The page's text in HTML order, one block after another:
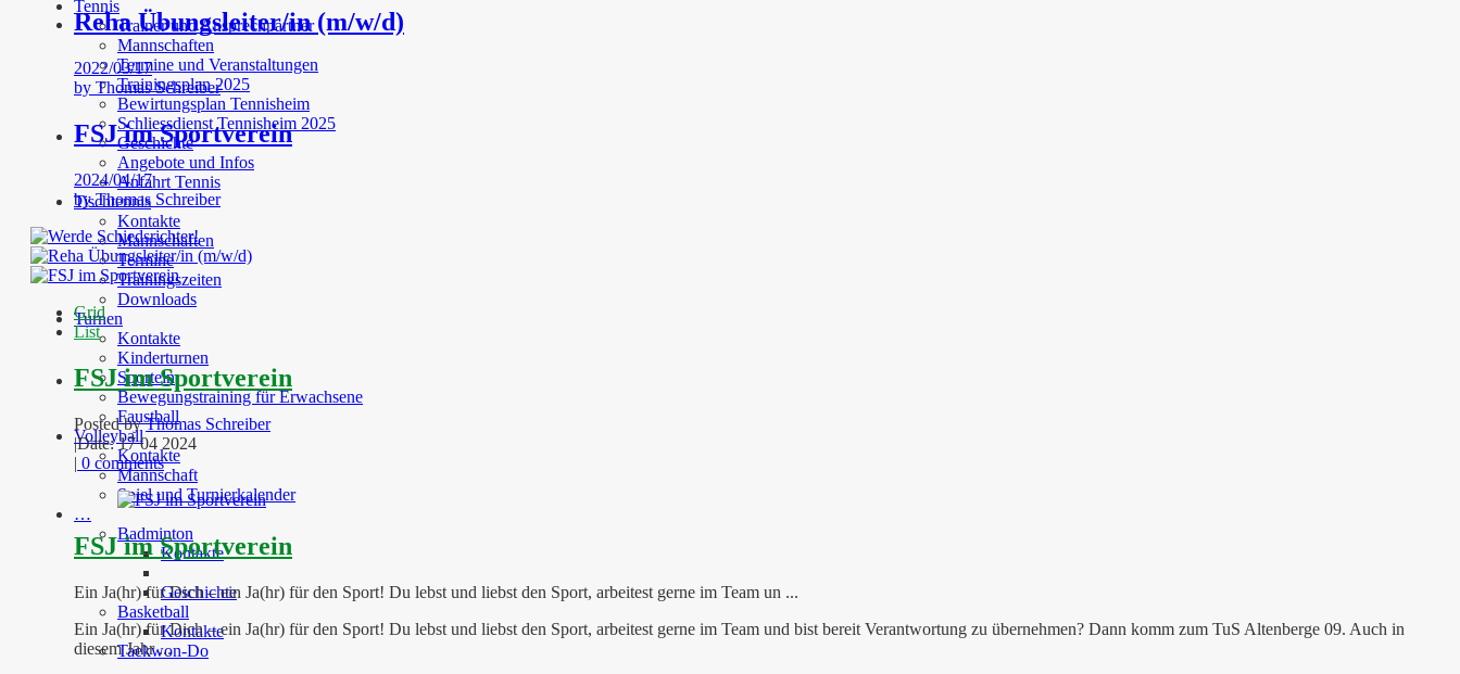
Tennis
Trainer und Ansprechpartner
Mannschaften
Termine und Veranstaltungen
Trainingsplan 2025
Bewirtungsplan Tennisheim
Schliessdienst Tennisheim 2025
Geschichte
Angebote und Infos
Anfahrt Tennis
Tischtennis
Kontakte
Mannschaften
Termine
Trainingszeiten
Downloads
Turnen
Kontakte
Kinderturnen
Sporteln
Bewegungstraining für Erwachsene
Faustball
Volleyball
Kontakte
Mannschaft
Spiel und Turnierkalender
…
Badminton
Kontakte
Geschichte
Basketball
Kontakte
Taekwon-Do
Reha Übungsleiter/in (m/w/d)
2022/03/17
by Thomas Schreiber
FSJ im Sportverein
2024/04/17
byThomas Schreiber
Grid
List
FSJ im Sportverein
Posted byThomas Schreiber
|Date: 17 04 2024
| 0 comments
FSJ im Sportverein
Ein Ja(hr) für Dich – ein Ja(hr) für den Sport! Du lebst und liebst den Sport, arbeitest gerne im Team un ...
Ein Ja(hr) für Dich – ein Ja(hr) für den Sport! Du lebst und liebst den Sport, arbeitest gerne im Team und bist bereit Verantwortung zu übernehmen? Dann komm zum TuS Altenberge 09. Auch in
diesem Jahr ...